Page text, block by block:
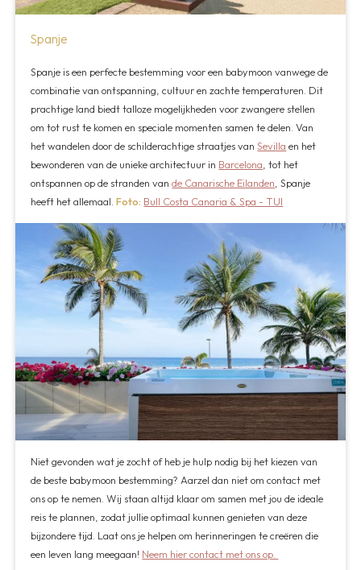
Spanje
Spanje is een perfecte bestemming voor een babymoon vanwege de
combinatie van ontspanning, cultuur en zachte temperaturen. Dit
prachtige land biedt talloze mogelijkheden voor zwangere stellen
om tot rust te komen en speciale momenten samen te delen. Van
het wandelen door de schilderachtige straatjes vanSevilla en het
bewonderen van de unieke architectuur in Barcelona , tot het
ontspannen op de stranden vande Canarische Eilanden , Spanje
heeft het allemaal.Foto: Bull Costa Canaria & Spa - TUI
Niet gevonden wat je zocht of heb je hulp nodig bij het kiezen van
de beste babymoon bestemming? Aarzel dan niet om contact met
ons op te nemen. Wij staan altijd klaar om samen met jou de ideale
reis te plannen, zodat jullie optimaal kunnen genieten van deze
bijzondere tijd. Laat ons je helpen om herinneringen te creëren die
een leven lang meegaan! Neem hier contact met ons op.